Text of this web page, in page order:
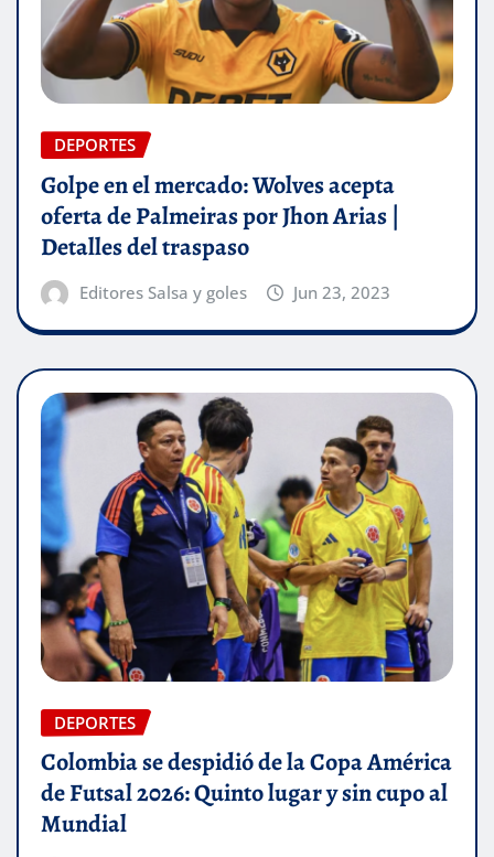
DEPORTES
Golpe en el mercado: Wolves acepta
oferta de Palmeiras por Jhon Arias |
Detalles del traspaso
Editores Salsa y goles Jun 23, 2023
DEPORTES
Colombia se despidió de la Copa América
de Futsal 2026: Quinto lugar y sin cupo al
Mundial